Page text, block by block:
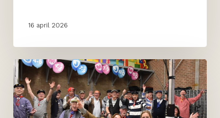
16 april 2026
Stichting
Jarige
Job